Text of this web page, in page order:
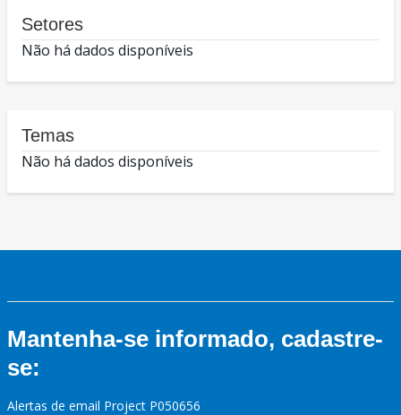
Setores
Não há dados disponíveis
Temas
Não há dados disponíveis
Mantenha-se informado, cadastre-
se:
Alertas de email Project P050656